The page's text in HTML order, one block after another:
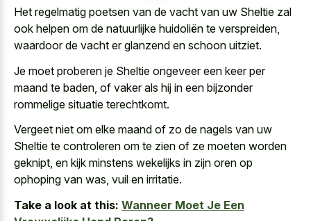
Het regelmatig poetsen van de vacht van uw Sheltie zal
ook helpen om de natuurlijke huidoliën te verspreiden,
waardoor de vacht er glanzend en schoon uitziet.
Je moet proberen je Sheltie ongeveer een keer per
maand te baden, of vaker als hij in een bijzonder
rommelige situatie terechtkomt.
Vergeet niet om elke maand of zo de nagels van uw
Sheltie te controleren om te zien of ze moeten worden
geknipt, en kijk minstens wekelijks in zijn oren op
ophoping van was, vuil en irritatie.
Take a look at this: Wanneer Moet Je Een